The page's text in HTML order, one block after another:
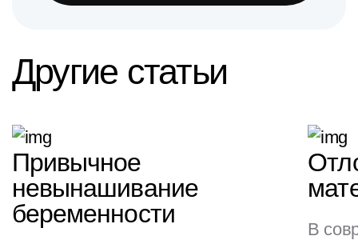
Другие статьи
Привычное
невынашивание
беременности
В